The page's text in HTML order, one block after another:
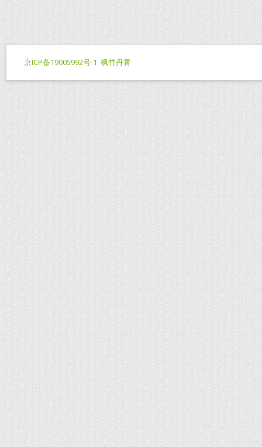
京ICP备19005992号-1 枫竹丹青